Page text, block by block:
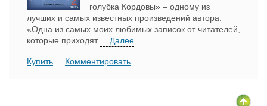
голубка Кордовы» – одному из
лучших и самых известных произведений автора.
«Одна из самых моих любимых записок от читателей,
которые приходят
... Далее
Купить Комментировать